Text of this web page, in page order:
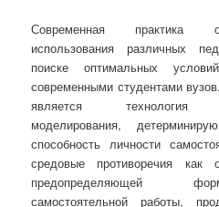
Современная практика
использования различных
поиске оптимальных
современными студентами
является технология
моделирования,
способность личности
средовые противоречия как
предопределяющей
самостоятельной работы,